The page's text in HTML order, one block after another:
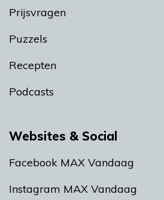
Prijsvragen
Puzzels
Recepten
Podcasts
Websites & Social
Facebook MAX Vandaag
Instagram MAX Vandaag